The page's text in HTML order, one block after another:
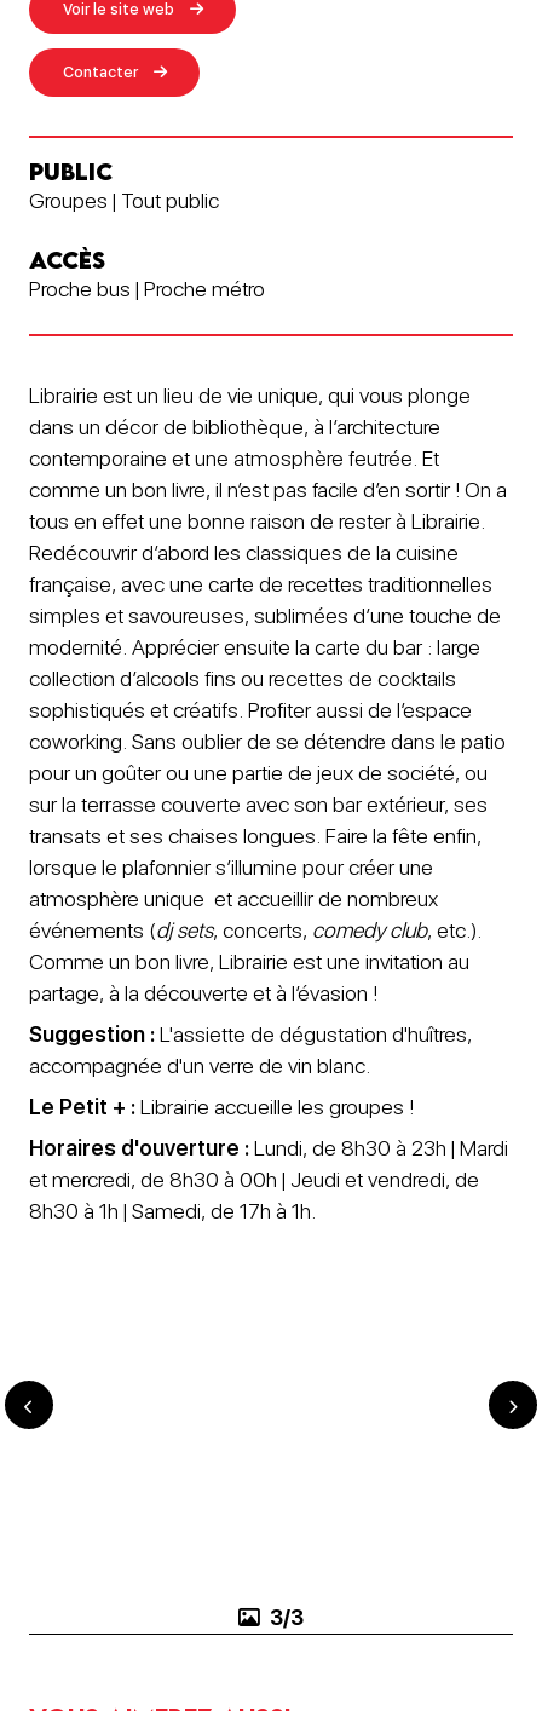
Voir le site web
Contacter
PUBLIC
Groupes | Tout public
ACCÈS
Proche bus | Proche métro
Librairie est un lieu de vie unique, qui vous plonge
dans un décor de bibliothèque, à l’architecture
contemporaine et une atmosphère feutrée. Et
comme un bon livre, il n’est pas facile d’en sortir ! On a
tous en effet une bonne raison de rester à Librairie.
Redécouvrir d’abord les classiques de la cuisine
française, avec une carte de recettes traditionnelles
simples et savoureuses, sublimées d’une touche de
modernité. Apprécier ensuite la carte du bar : large
collection d’alcools fins ou recettes de cocktails
sophistiqués et créatifs. Profiter aussi de l’espace
coworking. Sans oublier de se détendre dans le patio
pour un goûter ou une partie de jeux de société, ou
sur la terrasse couverte avec son bar extérieur, ses
transats et ses chaises longues. Faire la fête enfin,
lorsque le plafonnier s’illumine pour créer une
atmosphère unique et accueillir de nombreux
événements (dj sets, concerts, comedy club, etc.).
Comme un bon livre, Librairie est une invitation au
partage, à la découverte et à l’évasion !
Suggestion :L'assiette de dégustation d'huîtres,
accompagnée d'un verre de vin blanc.
Le Petit + :Librairie accueille les groupes !
Horaires d'ouverture :Lundi, de 8h30 à 23h | Mardi
et mercredi, de 8h30 à 00h | Jeudi et vendredi, de
8h30 à 1h | Samedi, de 17h à 1h.
3/3